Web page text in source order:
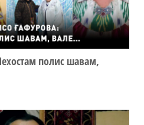
полис шавам,